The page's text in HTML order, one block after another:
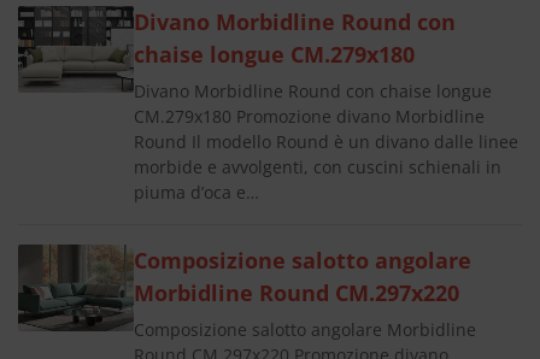
Divano Morbidline Round con
chaise longue CM.279x180
Divano Morbidline Round con chaise longue
CM.279x180 Promozione divano Morbidline
Round Il modello Round è un divano dalle linee
morbide e avvolgenti, con cuscini schienali in
piuma d’oca e…
Composizione salotto angolare
Morbidline Round CM.297x220
Composizione salotto angolare Morbidline